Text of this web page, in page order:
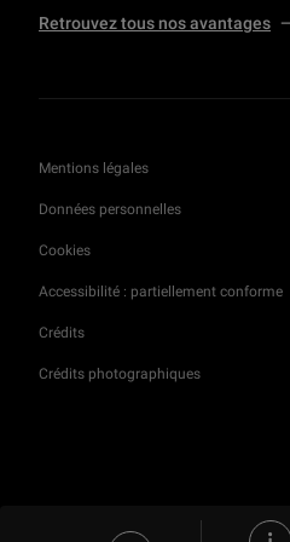
Retrouvez tous nos avantages
Mentions légales
Données personnelles
Cookies
Accessibilité : partiellement conforme
Crédits
Crédits photographiques